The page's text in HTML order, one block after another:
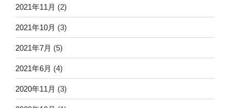
2021年11月 (2)
2021年10月 (3)
2021年7月 (5)
2021年6月 (4)
2020年11月 (3)